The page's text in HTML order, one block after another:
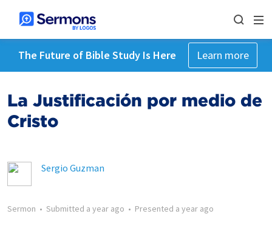
The Future of Bible Study Is Here Learn more
La Justificación por medio de
Cristo
Sergio Guzman
Sermon • Submitted a year ago • Presented a year ago